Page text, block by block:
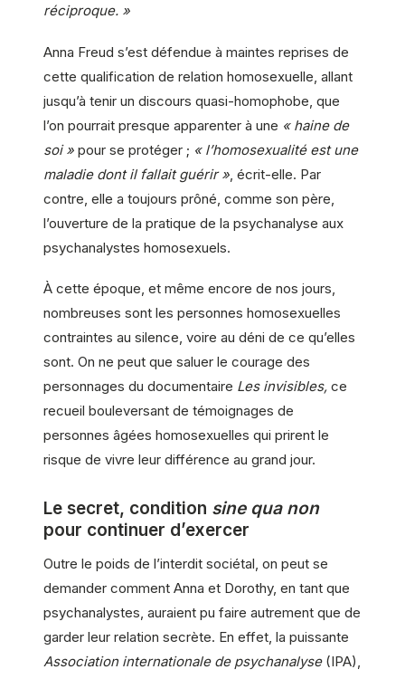
réciproque. »
Anna Freud s’est défendue à maintes reprises de
cette qualification de relation homosexuelle, allant
jusqu’à tenir un discours quasi-homophobe, que
l’on pourrait presque apparenter à une « haine de
soi » pour se protéger ; « l’homosexualité est une
maladie dont il fallait guérir » , écrit-elle. Par
contre, elle a toujours prôné, comme son père,
l’ouverture de la pratique de la psychanalyse aux
psychanalystes homosexuels.
À cette époque, et même encore de nos jours,
nombreuses sont les personnes homosexuelles
contraintes au silence, voire au déni de ce qu’elles
sont. On ne peut que saluer le courage des
personnages du documentaire Les invisibles, ce
recueil bouleversant de témoignages de
personnes âgées homosexuelles qui prirent le
risque de vivre leur différence au grand jour.
Le secret, condition sine qua non
pour continuer d’exercer
Outre le poids de l’interdit sociétal, on peut se
demander comment Anna et Dorothy, en tant que
psychanalystes, auraient pu faire autrement que de
garder leur relation secrète. En effet, la puissante
Association internationale de psychanalyse(IPA),